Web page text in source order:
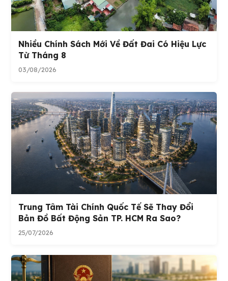
Nhiều Chính Sách Mới Về Đất Đai Có Hiệu Lực
Từ Tháng 8
03/08/2026
Trung Tâm Tài Chính Quốc Tế Sẽ Thay Đổi
Bản Đồ Bất Động Sản TP. HCM Ra Sao?
25/07/2026